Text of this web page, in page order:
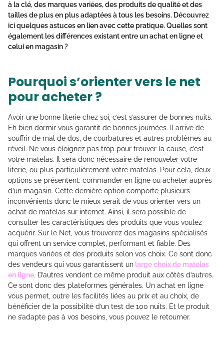
à la clé, des marques variées, des produits de qualité et des
tailles de plus en plus adaptées à tous les besoins. Découvrez
ici quelques astuces en lien avec cette pratique. Quelles sont
également les différences existant entre un achat en ligne et
celui en magasin ?
Pourquoi s’orienter vers le net
pour acheter ?
Avoir une bonne literie chez soi, c’est s’assurer de bonnes nuits.
Eh bien dormir vous garantit de bonnes journées. Il arrive de
souffrir de mal de dos, de courbatures et autres problèmes au
réveil. Ne vous éloignez pas trop pour trouver la cause, c’est
votre matelas. Il sera donc nécessaire de renouveler votre
literie, ou plus particulièrement votre matelas. Pour cela, deux
options se présentent: commander en ligne ou acheter auprès
d’un magasin. Cette dernière option comporte plusieurs
inconvénients donc le mieux serait de vous orienter vers un
achat de matelas sur internet. Ainsi, il sera possible de
consulter les caractéristiques des produits que vous voulez
acquérir. Sur le Net, vous trouverez des magasins spécialisés
qui offrent un service complet, performant et fiable. Des
marques variées et des produits selon vos choix. Ce sont donc
des vendeurs qui vous garantissent un large choix de matelas
en ligne. D’autres vendent ce même produit aux côtés d’autres.
Ce sont donc des plateformes générales. Un achat en ligne
vous permet, outre les facilités liées au prix et au choix, de
bénéficier de la possibilité d’un test de 100 nuits. Et le produit
ne s’adapte pas à vos besoins, vous pouvez le retourner.